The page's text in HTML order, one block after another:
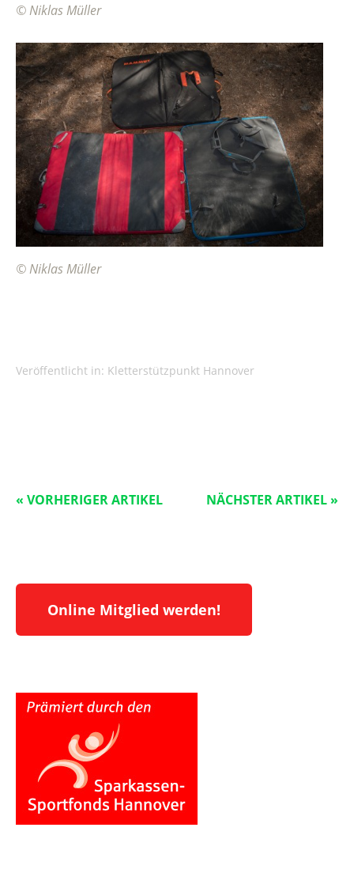
© Niklas Müller
© Niklas Müller
Veröffentlicht in: Kletterstützpunkt Hannover
NÄCHSTER ARTIKEL »
« VORHERIGER ARTIKEL
Online Mitglied werden!